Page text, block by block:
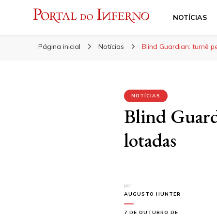
Portal do Inferno
NOTÍCIAS
Página inicial Notícias Blind Guardian: turnê
NOTÍCIAS
Blind
lotadas
por
AUGUSTO HUNTER
7 DE OUTUBRO DE